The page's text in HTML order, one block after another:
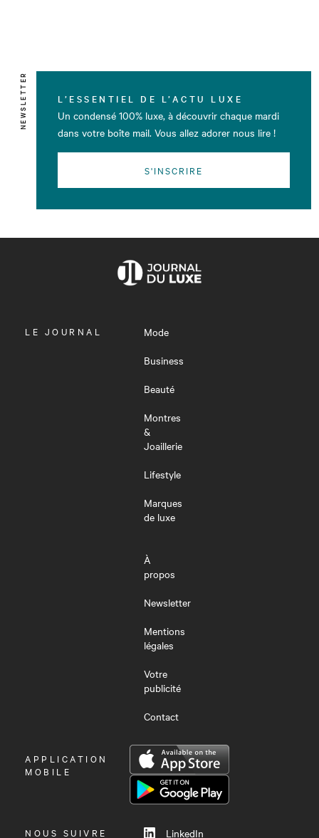
NEWSLETTER L’ESSENTIEL DE L’ACTU LUXE
Un condensé 100% luxe, à découvrir chaque mardi
dans votre boîte mail. Vous allez adorer nous lire !
S'INSCRIRE
OUVRIR
LE JOURNAL
Mode
Business
Beauté
Montres
&
Joaillerie
Lifestyle
Marques
de luxe
À
propos
Newsletter
Mentions
légales
Votre
publicité
Contact
OUVRIR
LE
APPLICATION
MOBILE
NOUS SUIVRE LinkedIn